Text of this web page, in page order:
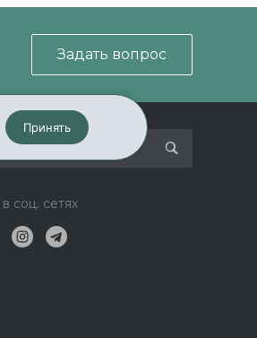
Задать вопрос
соц. сетях
Принять